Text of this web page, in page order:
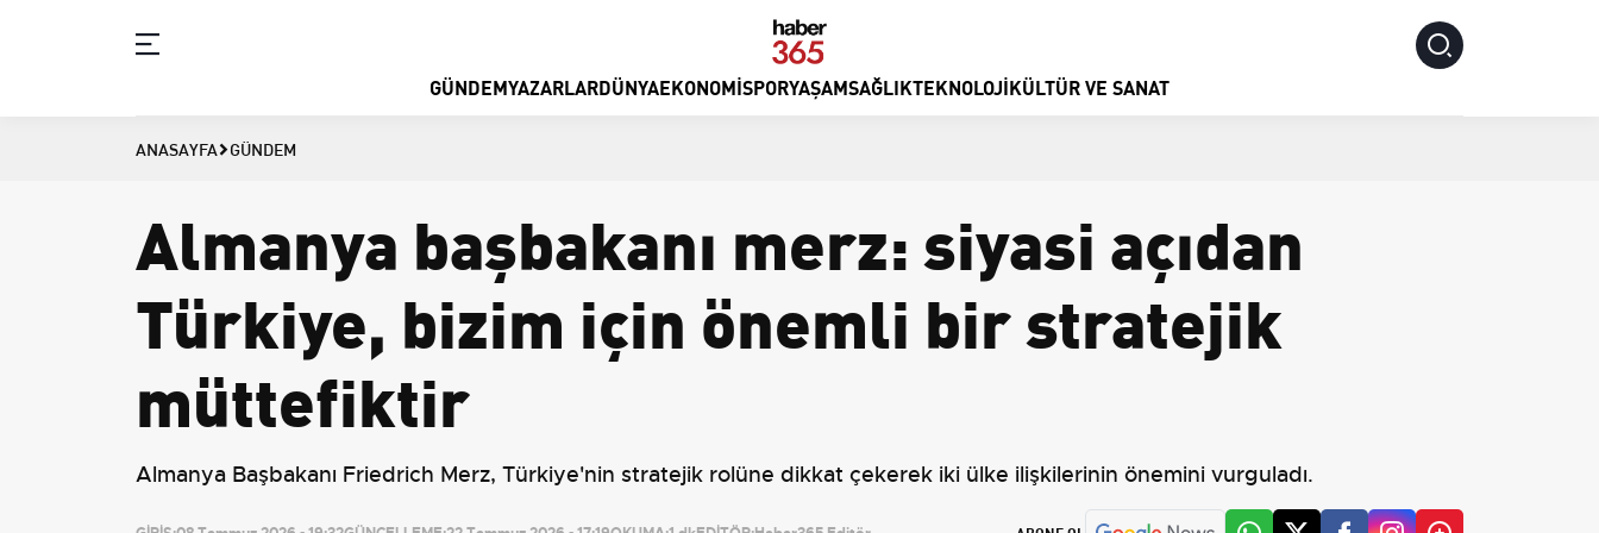
GÜNDEMYAZARLARDÜNYAEKONOMISPORYAŞAMSAĞLIKTEKNOLOJIKÜLTÜR VE SANAT
ANASAYFA GÜNDEM
Almanya başbakanı merz: siyasi açıdan
Türkiye, bizim için önemli bir stratejik
müttefiktir
Almanya Başbakanı Friedrich Merz, Türkiye'nin stratejik rolüne dikkat çekerek iki ülke ilişkilerinin önemini vurguladı.